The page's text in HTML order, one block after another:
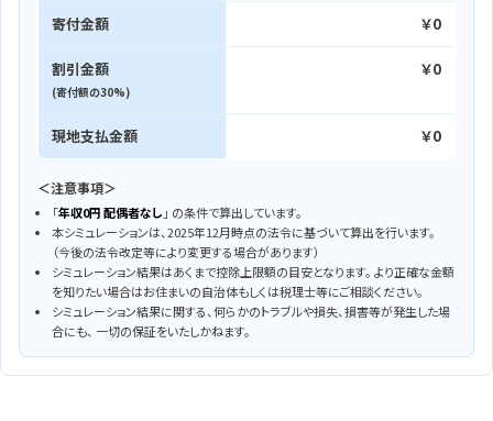
寄付金額 ￥0
割引金額
(寄付額の30%)
￥0
現地支払金額 ￥0
＜注意事項＞
「年収0円配偶者なし 」 の条件で算出しています。
本シミュレーションは、2025年12月時点の法令に基づいて算出を行います。
（今後の法令改定等により変更する場合があります）
シミュレーション結果はあくまで控除上限額の目安となります。 より正確な金額
を知りたい場合はお住まいの自治体もしくは税理士等にご相談ください。
シミュレーション結果に関する、何らかのトラブルや損失、損害等が発生した場
合にも、 一切の保証をいたしかねます。